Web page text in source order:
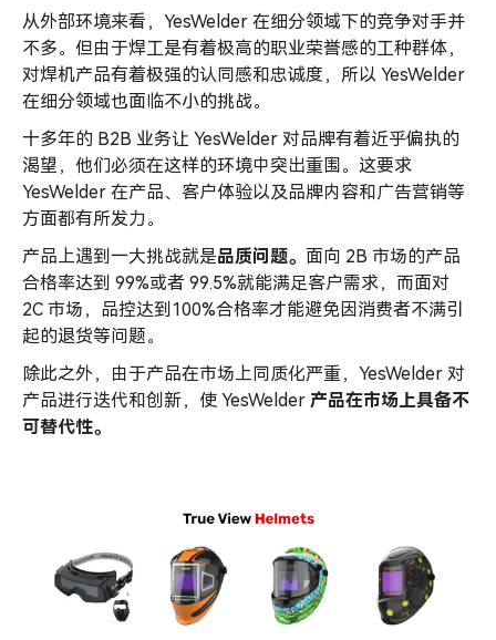
从外部环境来看，YesWelder 在细分领域下的竞争对手并
不多。但由于焊工是有着极高的职业荣誉感的工种群体，
对焊机产品有着极强的认同感和忠诚度，所以 YesWelder
在细分领域也面临不小的挑战。
十多年的 B2B 业务让 YesWelder 对品牌有着近乎偏执的
渴望，他们必须在这样的环境中突出重围。这要求
YesWelder 在产品、客户体验以及品牌内容和广告营销等
方面都有所发力。
产品上遇到一大挑战就是品质问 题。 面向 2B 市场的产品
合格率达到 99%或者 99.5%就能满足客户需求，而面对
2C 市场，品控达到100%合格率才能避免因消费者不满引
起的退货等问题。
除此之外，由于产品在市场上同质化严重，YesWelder 对
产品进行迭代和创新，使 YesWelder 产品在市场上具备不
可替代性。